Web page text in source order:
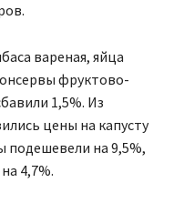
вареная, яйца
фруктово-
1,5%. Из
цены на капусту
подешевели на 9,5%,
4,7%.